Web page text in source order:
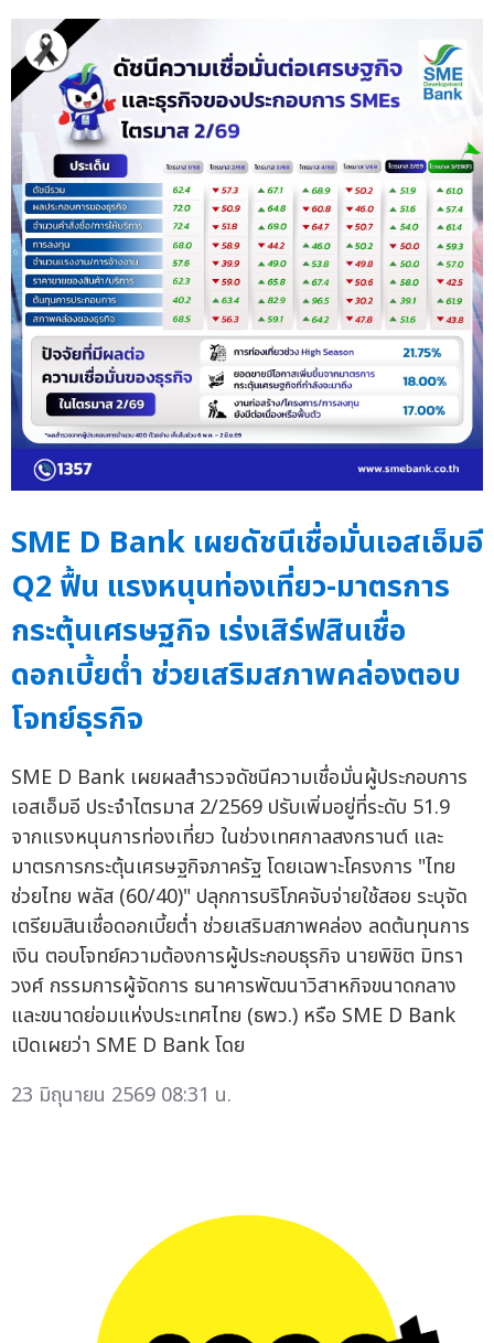
SME D Bank เผยดัชนีเชื่อมั่นเอสเอ็มอี
Q2 ฟื้น แรงหนุนท่องเที่ยว-มาตรการ
กระตุ้นเศรษฐกิจ เร่งเสิร์ฟสินเชื่อ
ดอกเบี้ยต่ำ ช่วยเสริมสภาพคล่องตอบ
โจทย์ธุรกิจ
SME D Bank เผยผลสำรวจดัชนีความเชื่อมั่นผู้ประกอบการ
เอสเอ็มอี ประจำไตรมาส 2/2569 ปรับเพิ่มอยู่ที่ระดับ 51.9
จากแรงหนุนการท่องเที่ยว ในช่วงเทศกาลสงกรานต์ และ
มาตรการกระตุ้นเศรษฐกิจภาครัฐ โดยเฉพาะโครงการ "ไทย
ช่วยไทย พลัส (60/40)" ปลุกการบริโภคจับจ่ายใช้สอย ระบุจัด
เตรียมสินเชื่อดอกเบี้ยต่ำ ช่วยเสริมสภาพคล่อง ลดต้นทุนการ
เงิน ตอบโจทย์ความต้องการผู้ประกอบธุรกิจ นายพิชิต มิทรา
วงศ์ กรรมการผู้จัดการ ธนาคารพัฒนาวิสาหกิจขนาดกลาง
และขนาดย่อมแห่งประเทศไทย (ธพว.) หรือ SME D Bank
เปิดเผยว่า SME D Bank โดย
23 มิถุนายน 2569 08:31 น.